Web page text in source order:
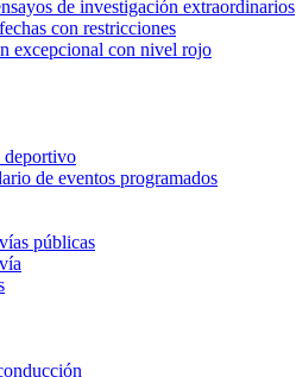
de investigación extraordinarios
con restricciones
excepcional con nivel rojo
deportivo
de eventos programados
públicas